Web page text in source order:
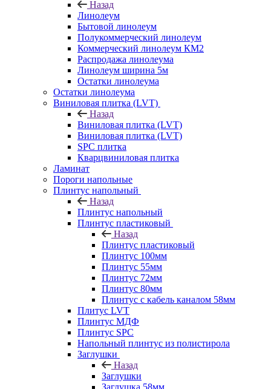
Назад
Линолеум
Бытовой линолеум
Полукоммерческий линолеум
Коммерческий линолеум КМ2
Распродажа линолеума
Линолеум ширина 5м
Остатки линолеума
Остатки линолеума
Виниловая плитка (LVT)
Назад
Виниловая плитка (LVT)
Виниловая плитка (LVT)
SPC плитка
Кварцвиниловая плитка
Ламинат
Пороги напольные
Плинтус напольный
Назад
Плинтус напольный
Плинтус пластиковый
Назад
Плинтус пластиковый
Плинтус 100мм
Плинтус 55мм
Плинтус 72мм
Плинтус 80мм
Плинтус с кабель каналом 58мм
Плитус LVT
Плинтус МДФ
Плинтус SPC
Напольный плинтус из полистирола
Заглушки
Назад
Заглушки
Заглушка 58мм